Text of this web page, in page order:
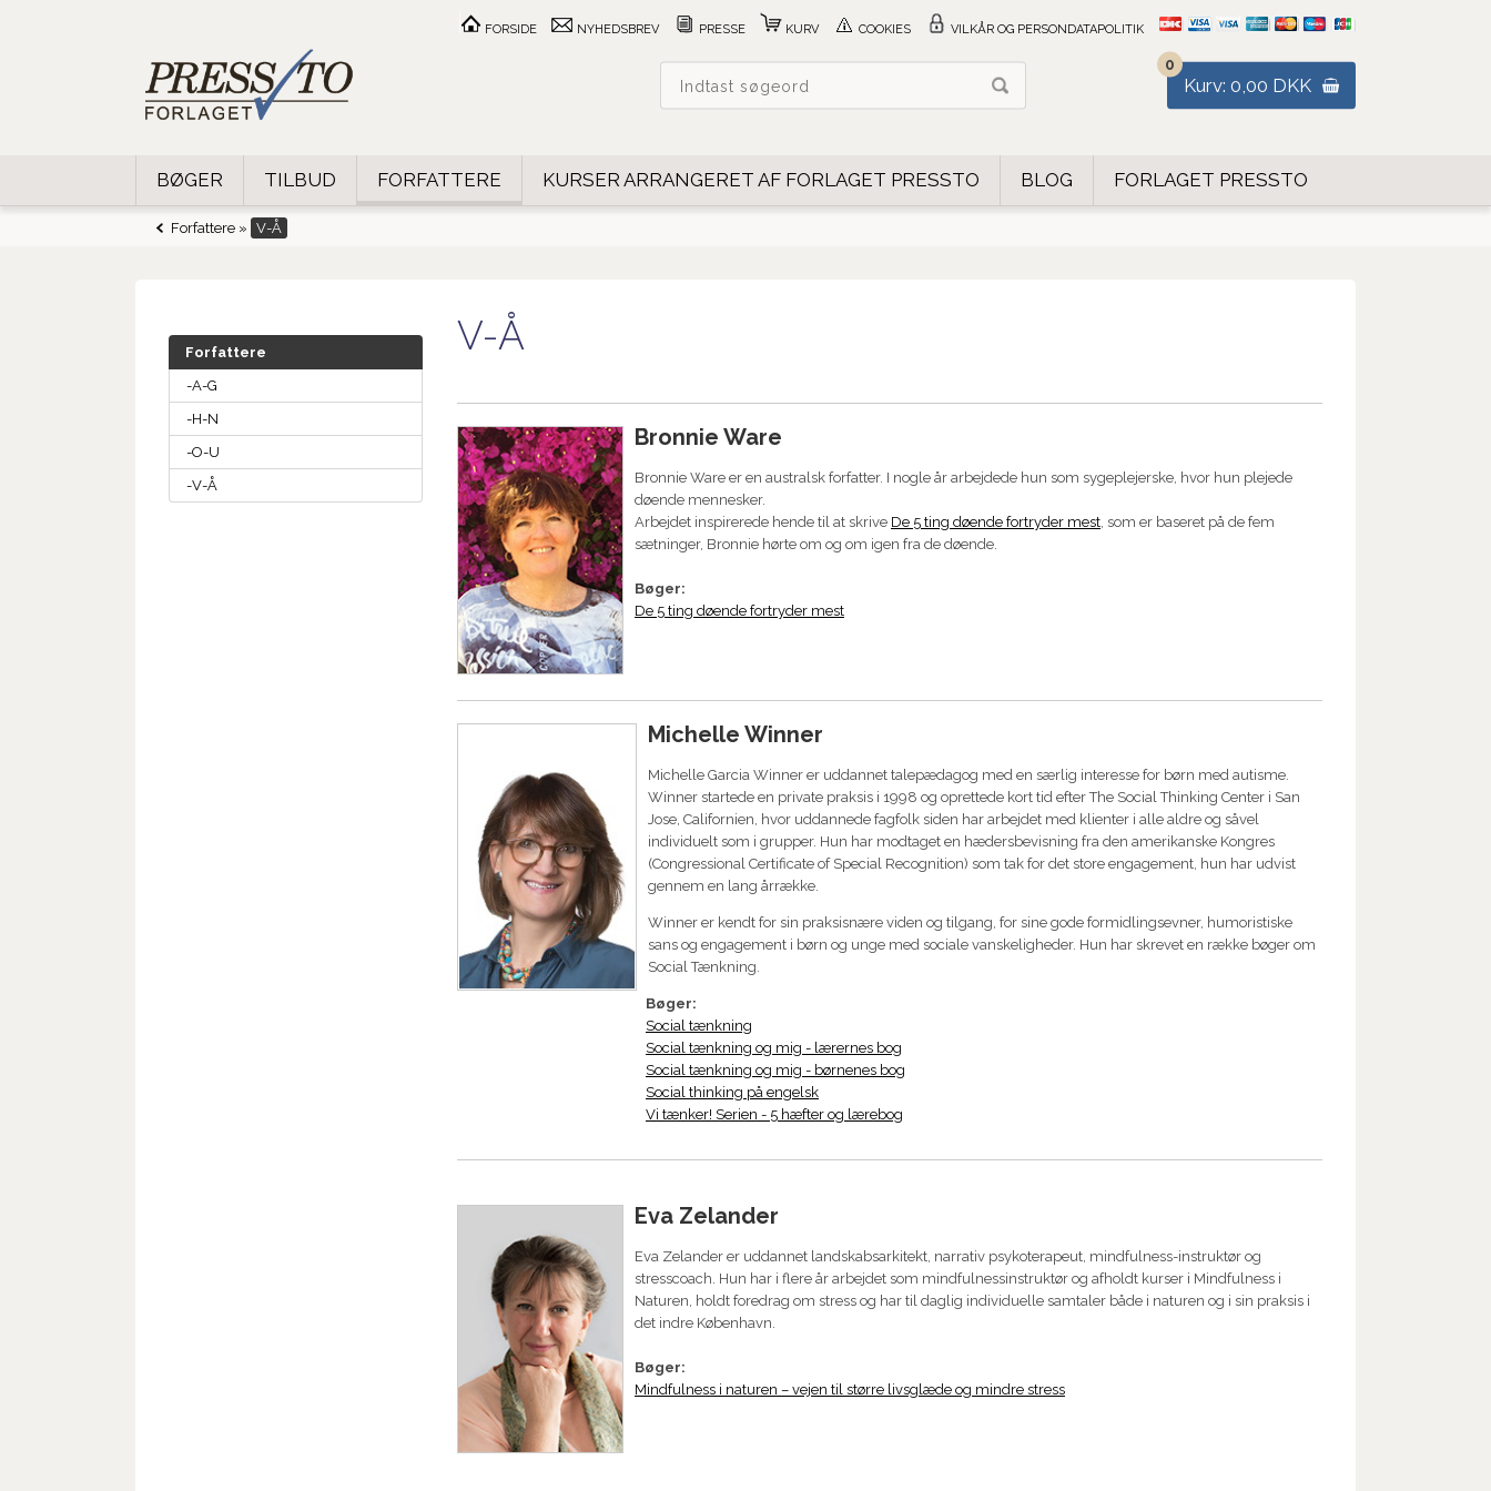
0
Kurv: 0,00 DKK
FORSIDE NYHEDSBREV PRESSE KURV COOKIES VILKÅR OG PERSONDATAPOLITIK
BØGER TILBUD FORFATTERE KURSER ARRANGERET AF FORLAGET PRESSTO BLOG FORLAGET PRESSTO
Forfattere » V-Å
Forfattere
-A-G
-H-N
-O-U
-V-Å
V-Å
Bronnie Ware
Bronnie Ware er en australsk forfatter. I nogle år arbejdede hun som sygeplejerske, hvor hun plejede
døende mennesker.
Arbejdet inspirerede hende til at skrive De 5 ting døende fortryder mest, som er baseret på de fem
sætninger, Bronnie hørte om og om igen fra de døende.
Bøger:
De 5 ting døende fortryder mest
Michelle Winner
Michelle Garcia Winner er uddannet talepædagog med en særlig interesse for børn med autisme.
Winner startede en private praksis i 1998 og oprettede kort tid efter The Social Thinking Center i San
Jose, Californien, hvor uddannede fagfolk siden har arbejdet med klienter i alle aldre og såvel
individuelt som i grupper. Hun har modtaget en hædersbevisning fra den amerikanske Kongres
(Congressional Certificate of Special Recognition) som tak for det store engagement, hun har udvist
gennem en lang årrække.
Winner er kendt for sin praksisnære viden og tilgang, for sine gode formidlingsevner, humoristiske
sans og engagement i børn og unge med sociale vanskeligheder. Hun har skrevet en række bøger om
Social Tænkning.
Bøger:
Social tænkning
Social tænkning og mig - lærernes bog
Social tænkning og mig - børnenes bog
Social thinking på engelsk
Vi tænker! Serien - 5 hæfter og lærebog
Eva Zelander
Eva Zelander er uddannet landskabsarkitekt, narrativ psykoterapeut, mindfulness-instruktør og
stresscoach. Hun har i flere år arbejdet som mindfulnessinstruktør og afholdt kurser i Mindfulness i
Naturen, holdt foredrag om stress og har til daglig individuelle samtaler både i naturen og i sin praksis i
det indre København.
Bøger:
Mindfulness i naturen – vejen til større livsglæde og mindre stress